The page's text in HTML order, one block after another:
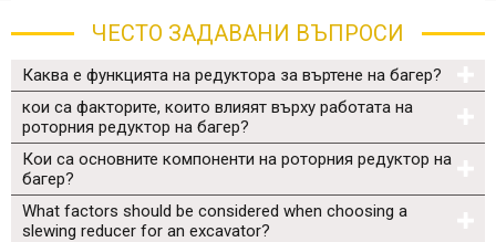
ЧЕСТО ЗАДАВАНИ ВЪПРОСИ
Каква е функцията на редуктора за въртене на багер?
кои са факторите, които влияят върху работата на
роторния редуктор на багер?
Кои са основните компоненти на роторния редуктор на
багер?
What factors should be considered when choosing a
slewing reducer for an excavator?